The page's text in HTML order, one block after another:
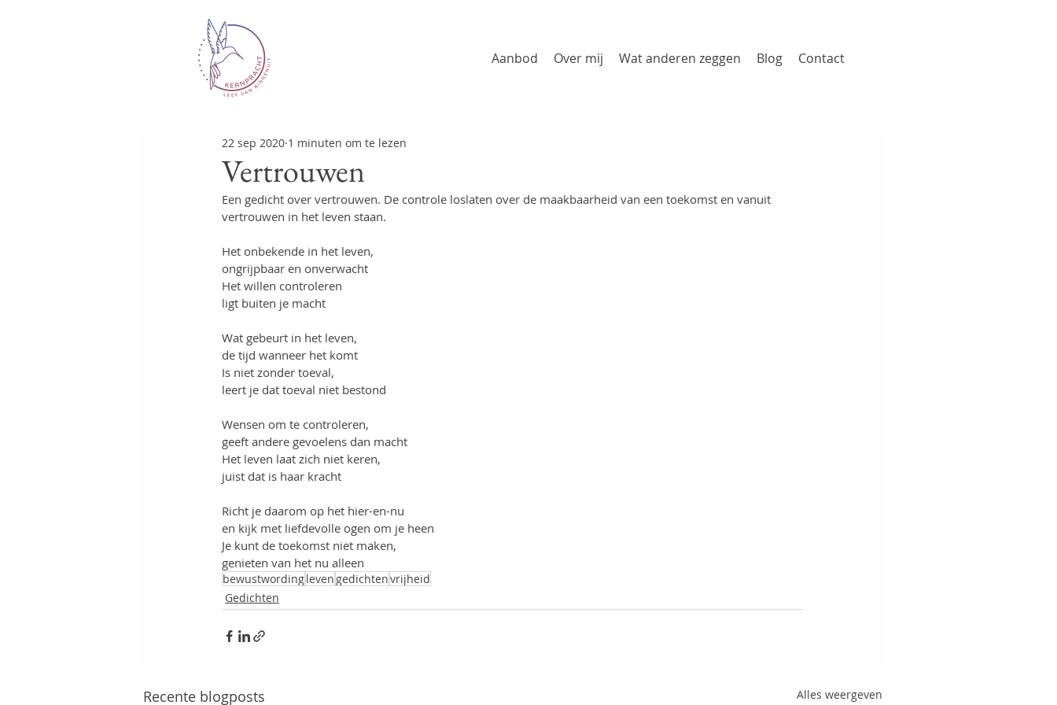
Aanbod Over mij Wat anderen zeggen Blog Contact
Vertrouwen
22 sep 2020 1 minuten om te lezen
Een gedicht over vertrouwen. De controle loslaten over de maakbaarheid van een toekomst en vanuit
vertrouwen in het leven staan.
Het onbekende in het leven,
ongrijpbaar en onverwacht
Het willen controleren
ligt buiten je macht
Wat gebeurt in het leven,
de tijd wanneer het komt
Is niet zonder toeval,
leert je dat toeval niet bestond
Wensen om te controleren,
geeft andere gevoelens dan macht
Het leven laat zich niet keren,
juist dat is haar kracht
Richt je daarom op het hier-en-nu
en kijk met liefdevolle ogen om je heen
Je kunt de toekomst niet maken,
genieten van het nu alleen
bewustwordingleven gedichtenvrijheid
Gedichten
Recente blogposts Alles weergeven